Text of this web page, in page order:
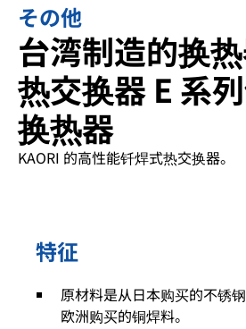
その他
台湾制造的换
热交换器 E 系
换热器
KAORI 的高性能钎焊式热交换器。
特征
原材料是从日本购买的不锈
欧洲购买的铜焊料。